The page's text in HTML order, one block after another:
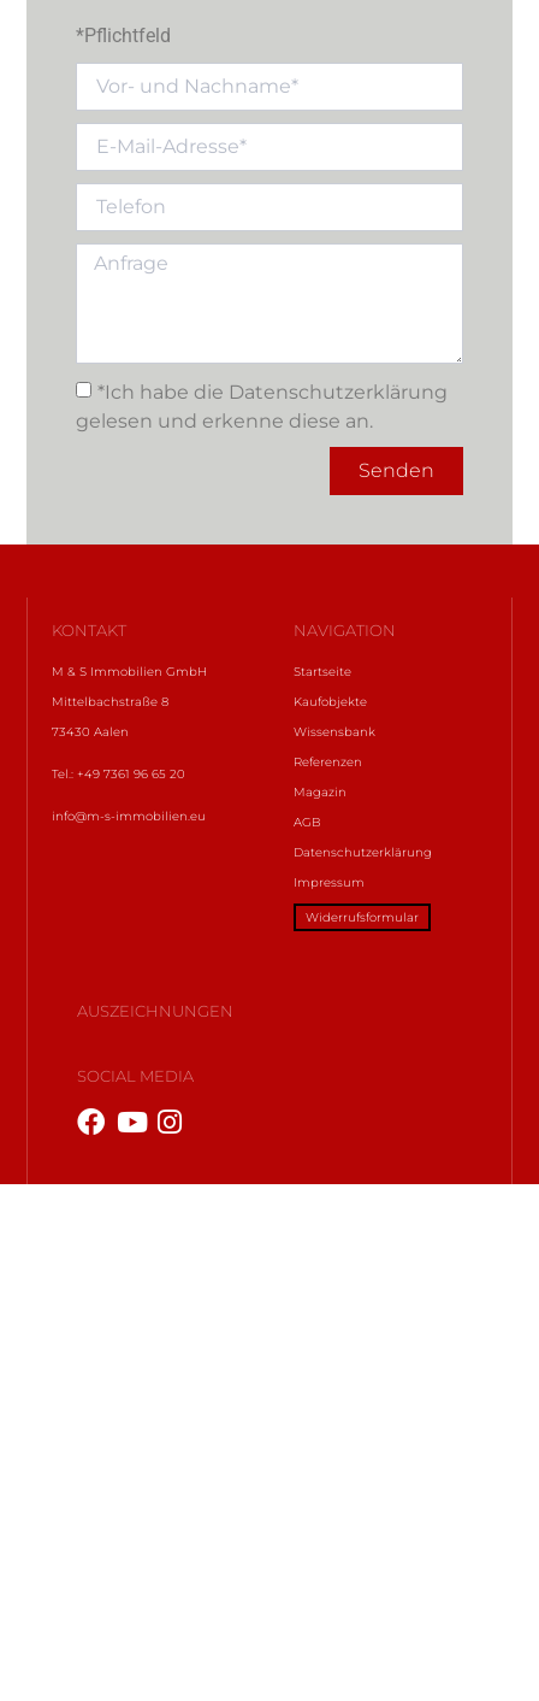
*Pflichtfeld
*Ich habe die Datenschutzerklärung
gelesen und erkenne diese an.
Senden
KONTAKT
M & S Immobilien GmbH
Mittelbachstraße 8
73430 Aalen
Tel.: +49 7361 96 65 20
info@m-s-immobilien.eu
NAVIGATION
Startseite
Kaufobjekte
Wissensbank
Referenzen
Magazin
AGB
Datenschutzerklärung
Impressum
Widerrufsformular
AUSZEICHNUNGEN
SOCIAL MEDIA